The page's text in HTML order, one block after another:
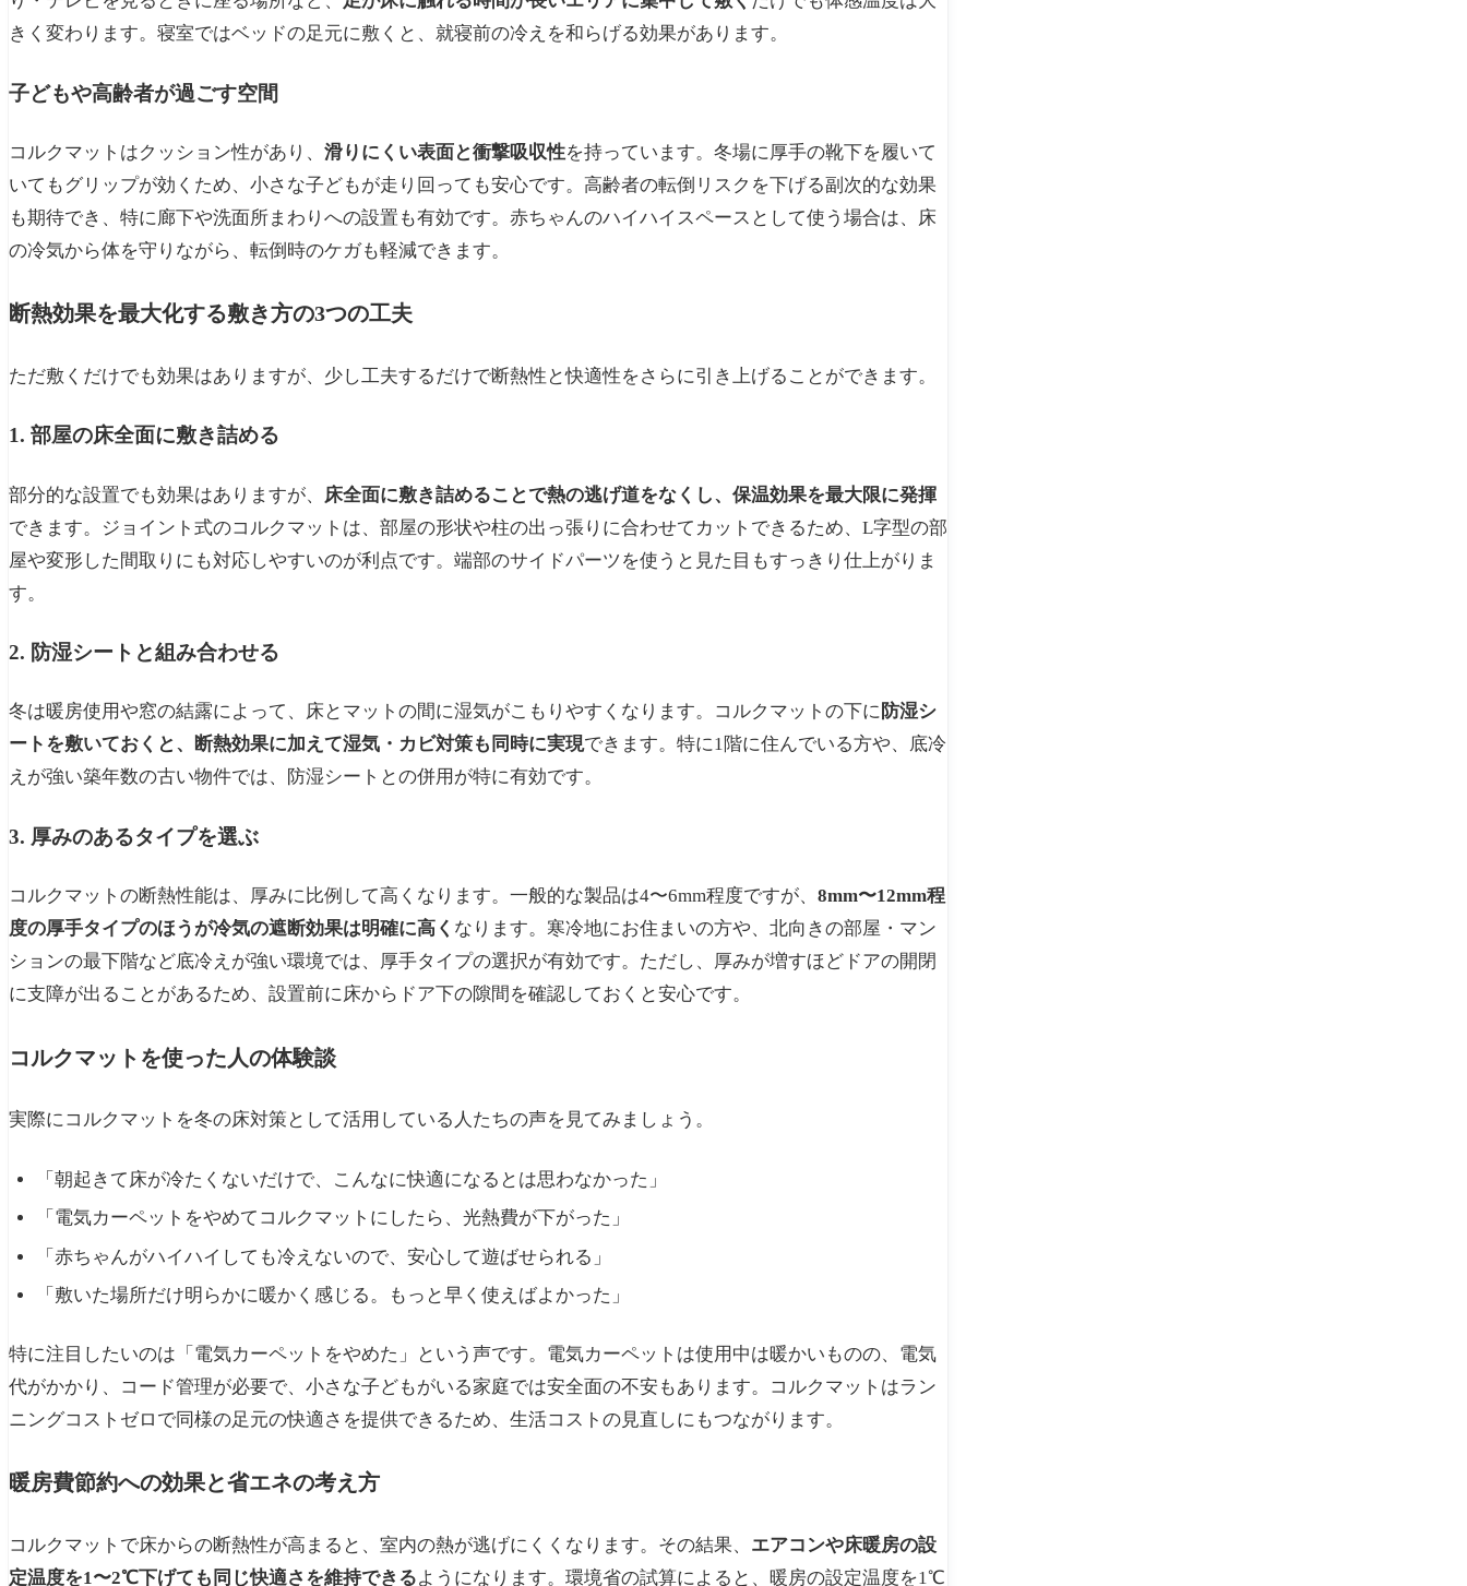
きく変わります。寝室ではベッドの足元に敷くと、就寝前の冷えを和らげる効果があります。
子どもや高齢者が過ごす空間
コルクマットはクッション性があり、 滑りにくい表面と衝撃吸収性を持っています。冬場に厚手の靴下を履いて
いてもグリップが効くため、小さな子どもが走り回っても安心です。高齢者の転倒リスクを下げる副次的な効果
も期待でき、特に廊下や洗面所まわりへの設置も有効です。赤ちゃんのハイハイスペースとして使う場合は、床
の冷気から体を守りながら、転倒時のケガも軽減できます。
断熱効果を最大化する敷き方の3つの工夫
ただ敷くだけでも効果はありますが、少し工夫するだけで断熱性と快適性をさらに引き上げることができます。
1. 部屋の床全面に敷き詰める
部分的な設置でも効果はありますが、
床全面に敷き詰めることで熱の逃げ道をなくし、保温効果を最大限に発揮
できます。ジョイント式のコルクマットは、部屋の形状や柱の出っ張りに合わせてカットできるため、L字型の部
屋や変形した間取りにも対応しやすいのが利点です。端部のサイドパーツを使うと見た目もすっきり仕上がりま
す。
2. 防湿シートと組み合わせる
冬は暖房使用や窓の結露によって、床とマットの間に湿気がこもりやすくなります。コルクマットの下に 防湿シ
ートを敷いておくと、断熱効果に加えて湿気・カビ対策も同時に実現できます。特に1階に住んでいる方や、底冷
えが強い築年数の古い物件では、防湿シートとの併用が特に有効です。
3. 厚みのあるタイプを選ぶ
コルクマットの断熱性能は、厚みに比例して高くなります。一般的な製品は4〜6mm程度ですが、 8mm〜12mm程
度の厚手タイプのほうが冷気の遮断効果は明確に高く なります。寒冷地にお住まいの方や、北向きの部屋・マン
ションの最下階など底冷えが強い環境では、厚手タイプの選択が有効です。ただし、厚みが増すほどドアの開閉
に支障が出ることがあるため、設置前に床からドア下の隙間を確認しておくと安心です。
コルクマットを使った人の体験談
実際にコルクマットを冬の床対策として活用している人たちの声を見てみましょう。
「朝起きて床が冷たくないだけで、こんなに快適になるとは思わなかった」
「電気カーペットをやめてコルクマットにしたら、光熱費が下がった」
「赤ちゃんがハイハイしても冷えないので、安心して遊ばせられる」
「敷いた場所だけ明らかに暖かく感じる。もっと早く使えばよかった」
特に注目したいのは「電気カーペットをやめた」という声です。電気カーペットは使用中は暖かいものの、電気
代がかかり、コード管理が必要で、小さな子どもがいる家庭では安全面の不安もあります。コルクマットはラン
ニングコストゼロで同様の足元の快適さを提供できるため、生活コストの見直しにもつながります。
暖房費節約への効果と省エネの考え方
コルクマットで床からの断熱性が高まると、室内の熱が逃げにくくなります。その結果、 エアコンや床暖房の設
定温度を1〜2℃下げても同じ快適さを維持できるようになります。環境省の試算によると、暖房の設定温度を1℃